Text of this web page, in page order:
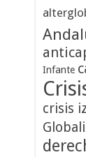
Infante
crisis